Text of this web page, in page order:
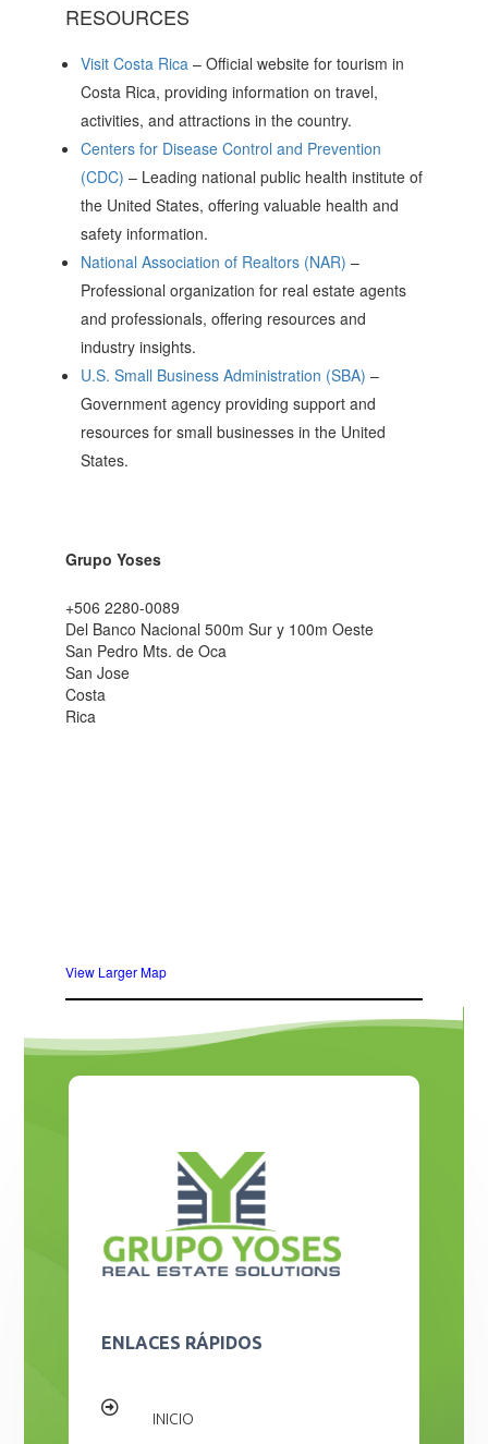
RESOURCES
Visit Costa Rica– Official website for tourism in
Costa Rica, providing information on travel,
activities, and attractions in the country.
Centers for Disease Control and Prevention
(CDC) – Leading national public health institute of
the United States, offering valuable health and
safety information.
National Association of Realtors (NAR) –
Professional organization for real estate agents
and professionals, offering resources and
industry insights.
U.S. Small Business Administration (SBA) –
Government agency providing support and
resources for small businesses in the United
States.
Grupo Yoses
+506 2280-0089
Del Banco Nacional 500m Sur y 100m Oeste
San Pedro Mts. de Oca
San Jose
Costa
Rica
View Larger Map
ENLACES RÁPIDOS

INICIO